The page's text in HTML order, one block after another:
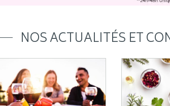
NOS ACTUALITÉS ET